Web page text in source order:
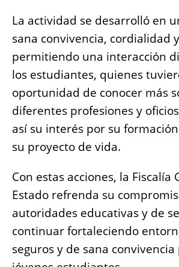
La actividad se desarrolló en
sana convivencia, cordialidad
permitiendo una interacción
los estudiantes, quienes
oportunidad de conocer más
diferentes profesiones y
así su interés por su
su proyecto de vida.
Con estas acciones, la Fiscalía
Estado refrenda su
autoridades educativas y de
continuar fortaleciendo
seguros y de sana